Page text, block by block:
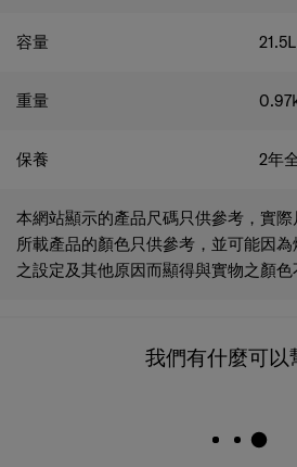
容量 21.5L
重量 0.97
保養 2年
本網站顯示的產品尺碼只供參考，實
所載產品的顏色只供參考，並可能因
之設定及其他原因而顯得與實物之顏色
我們有什麼可以